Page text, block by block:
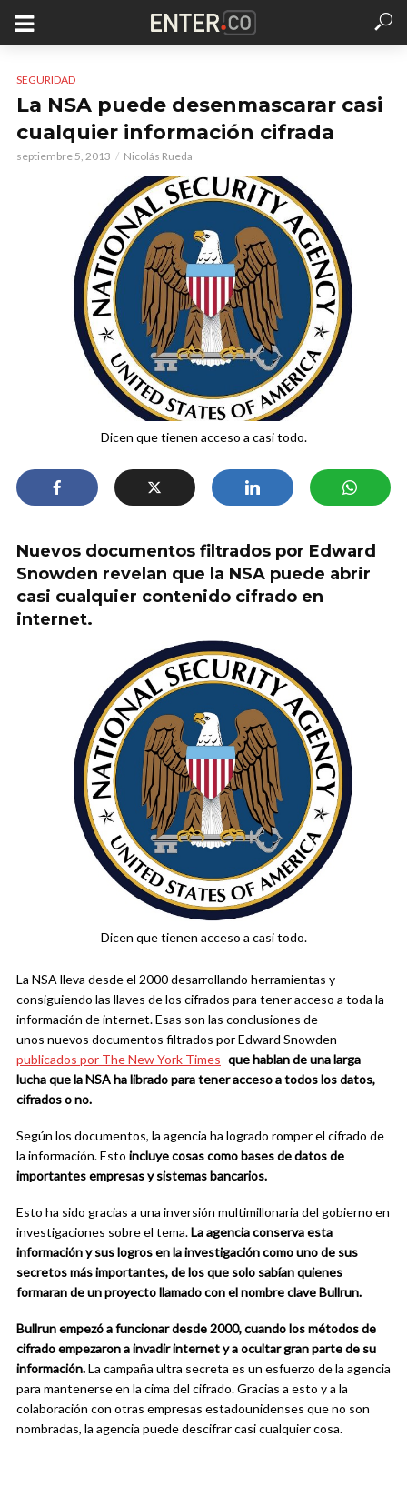
SEGURIDAD
La NSA puede desenmascarar casi
cualquier información cifrada
septiembre 5, 2013 Nicolás Rueda
Dicen que tienen acceso a casi todo.
Nuevos documentos filtrados por Edward
Snowden revelan que la NSA puede abrir
casi cualquier contenido cifrado en
internet.
Dicen que tienen acceso a casi todo.
La NSA lleva desde el 2000 desarrollando herramientas y
consiguiendo las llaves de los cifrados para tener acceso a toda la
información de internet. Esas son las conclusiones de
unos nuevos documentos filtrados por Edward Snowden –
publicados por The New York Times–que hablan de una larga
lucha que la NSA ha librado para tener acceso a todos los datos,
cifrados o no.
Según los documentos, la agencia ha logrado romper el cifrado de
la información. Esto incluye cosas como bases de datos de
importantes empresas y sistemas bancarios.
Esto ha sido gracias a una inversión multimillonaria del gobierno en
investigaciones sobre el tema.La agencia conserva esta
información y sus logros en la investigación como uno de sus
secretos más importantes, de los que solo sabían quienes
formaran de un proyecto llamado con el nombre clave Bullrun.
Bullrun empezó a funcionar desde 2000, cuando los métodos de
cifrado empezaron a invadir internet y a ocultar gran parte de su
información.La campaña ultra secreta es un esfuerzo de la agencia
para mantenerse en la cima del cifrado. Gracias a esto y a la
colaboración con otras empresas estadounidenses que no son
nombradas, la agencia puede descifrar casi cualquier cosa.